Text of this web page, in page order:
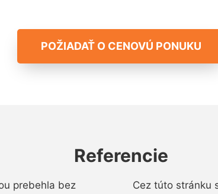
POŽIADAŤ O CENOVÚ PONUKU
Referencie
prebehla bez
Cez túto stránku